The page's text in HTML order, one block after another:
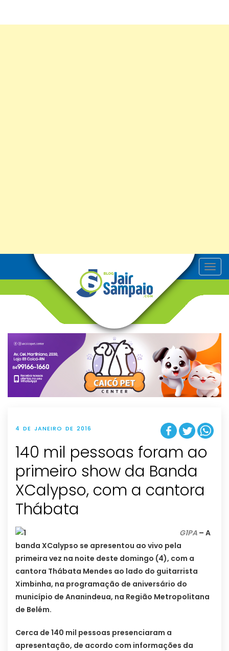
T
o
v
g
t
i
o
n
4 DE JANEIRO DE 2016
140 mil pessoas foram ao
primeiro show da Banda
XCalypso, com a cantora
Thábata
G1PA – A
banda XCalypso se apresentou ao vivo pela
primeira vez na noite deste domingo (4), com a
cantora Thábata Mendes ao lado do guitarrista
Ximbinha, na programação de aniversário do
município de Ananindeua, na Região Metropolitana
de Belém.
Cerca de 140 mil pessoas presenciaram a
apresentação, de acordo com informações da